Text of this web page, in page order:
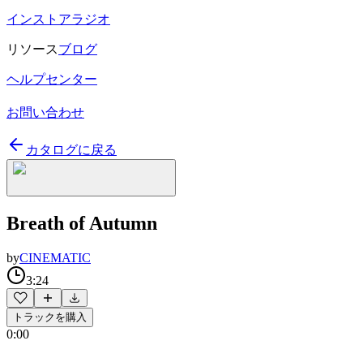
インストアラジオ
リソースブログ
ヘルプセンター
お問い合わせ
カタログに戻る
Breath of Autumn
byCINEMATIC
3:24
トラックを購入
0:00